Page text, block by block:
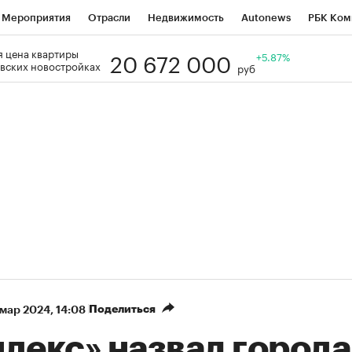
Мероприятия Отрасли Недвижимость Autonews РБК
Визионеры
цена квартиры
новостройках
20 672 000 руб
+5.87%
мар 2024, 14:08 Поделиться